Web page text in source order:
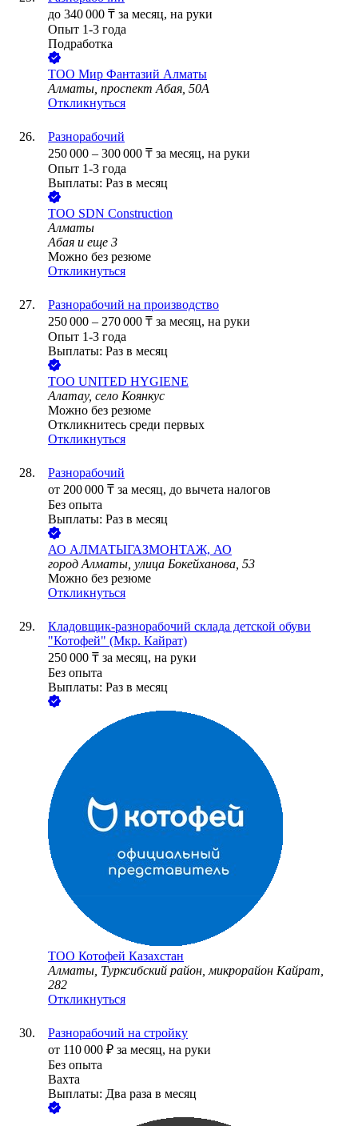
до 340 000 ₸ за месяц, на руки
Опыт 1-3 года
Подработка
ТОО Мир Фантазий Алматы
Алматы, проспект Абая, 50А
Откликнуться
Разнорабочий
250 000 – 300 000 ₸ за месяц, на руки
Опыт 1-3 года
Выплаты: Раз в месяц
ТОО SDN Construction
Алматы
Абая и еще 3
Можно без резюме
Откликнуться
Разнорабочий на производство
250 000 – 270 000 ₸ за месяц, на руки
Опыт 1-3 года
Выплаты: Раз в месяц
ТОО UNITED HYGIENE
Алатау, село Коянкус
Можно без резюме
Откликнитесь среди первых
Откликнуться
Разнорабочий
от 200 000 ₸ за месяц, до вычета налогов
Без опыта
Выплаты: Раз в месяц
АО АЛМАТЫГАЗМОНТАЖ, АО
город Алматы, улица Бокейханова, 53
Можно без резюме
Откликнуться
Кладовщик-разнорабочий склада детской обуви
"Котофей" (Мкр. Кайрат)
250 000 ₸ за месяц, на руки
Без опыта
Выплаты: Раз в месяц
ТОО Котофей Казахстан
Алматы, Турксибский район, микрорайон Кайрат,
282
Откликнуться
Разнорабочий на стройку
от 110 000 ₽ за месяц, на руки
Без опыта
Вахта
Выплаты: Два раза в месяц